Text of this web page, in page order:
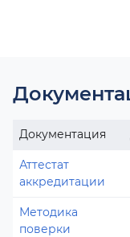
Документация
Аттестат
аккредитации
Методика
поверки